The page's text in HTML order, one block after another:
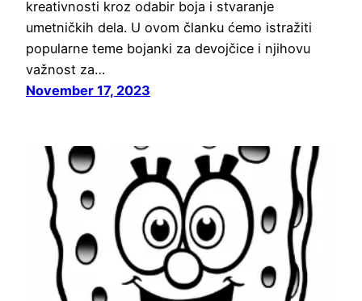
kreativnosti kroz odabir boja i stvaranje
umetničkih dela. U ovom članku ćemo istražiti
popularne teme bojanki za devojčice i njihovu
važnost za…
November 17, 2023